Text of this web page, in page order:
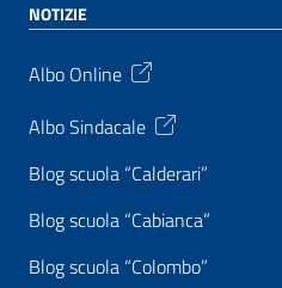
NOTIZIE
Albo Online
Albo Sindacale
Blog scuola “Calderari”
Blog scuola “Cabianca”
Blog scuola “Colombo”